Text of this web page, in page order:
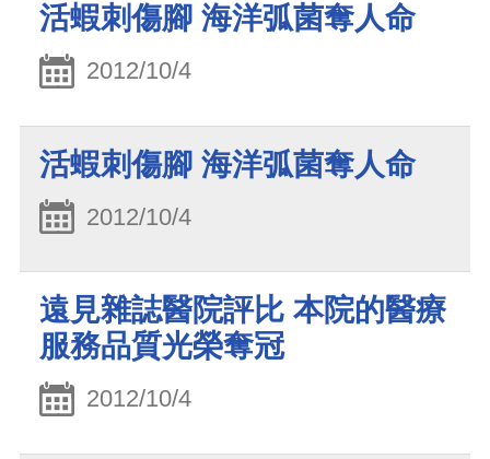
活蝦刺傷腳 海洋弧菌奪人命
2012/10/4
活蝦刺傷腳 海洋弧菌奪人命
2012/10/4
遠見雜誌醫院評比 本院的醫療
服務品質光榮奪冠
2012/10/4